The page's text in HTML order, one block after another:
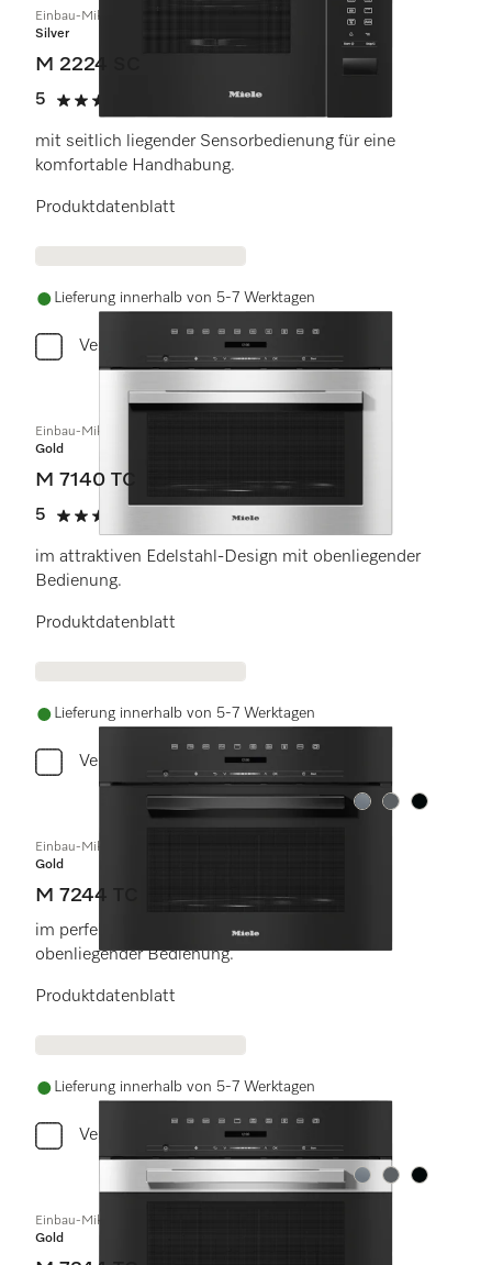
Einbau-Mikrowellengerät
Silver
M 2224 SC
5
5 von 5 Sternen
(2 Bewertungen)
mit seitlich liegender Sensorbedienung für eine
komfortable Handhabung.
Produktdatenblatt
Lieferung innerhalb von 5-7 Werktagen
Vergleichen
Einbau-Mikrowellengerät
Gold
M 7140 TC
5
5 von 5 Sternen
(1 Bewertung)
im attraktiven Edelstahl-Design mit obenliegender
Bedienung.
Produktdatenblatt
Lieferung innerhalb von 5-7 Werktagen
Vergleichen
Farbe:Farbe:Farbe:
Einbau-Mikrowellengerät
Gold
M 7244 TC
im perfekt kombinierbaren Design mit
obenliegender Bedienung.
Produktdatenblatt
Lieferung innerhalb von 5-7 Werktagen
Vergleichen
Farbe:Farbe:Farbe:
Einbau-Mikrowellengerät
Gold